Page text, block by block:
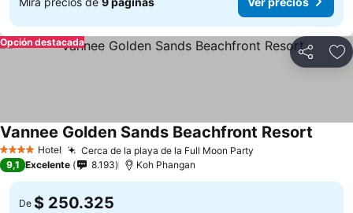
Compartir
Opción destacada
4 EstrellasHotel Cerca de la playa de la Full Moon Party
Vannee Golden Sands Beachfront Resort
9,1 Excelente 8.193 Koh Phangan
De $ 250.325